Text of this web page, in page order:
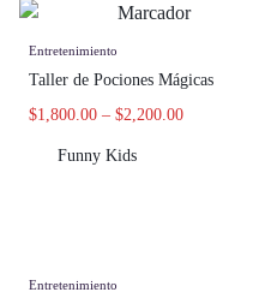
Entretenimiento
Taller de Pociones Mágicas
$1,800.00 – $2,200.00
Funny Kids
Entretenimiento